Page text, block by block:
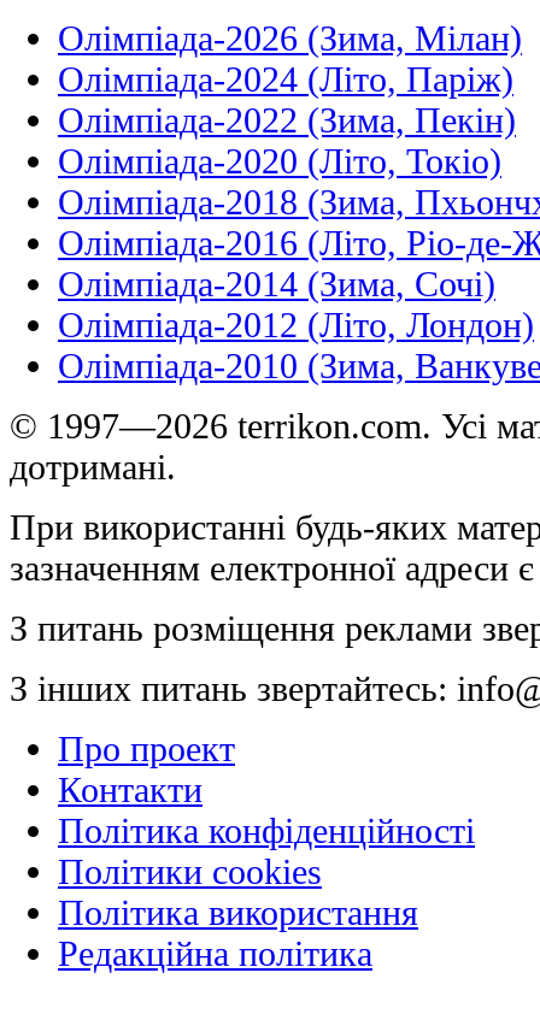
Олімпіада-2026 (Зима, Мілан)
Олімпіада-2024 (Літо, Паріж)
Олімпіада-2022 (Зима, Пекін)
Олімпіада-2020 (Літо, Токіо)
Олімпіада-2018 (Зима,
Олімпіада-2016 (Літо, Ріо-де-
Олімпіада-2014 (Зима, Сочі)
Олімпіада-2012 (Літо, Лондон)
Олімпіада-2010 (Зима,
© 1997—2026 terrikon.com. Усі
дотримані.
При використанні будь-яких
зазначенням електронної адреси
З питань розміщення реклами
З інших питань звертайтесь:
Про проект
Контакти
Політика конфіденційності
Політики cookies
Політика використання
Редакційна політика